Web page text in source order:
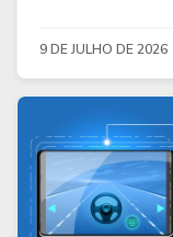
9 DE JULHO DE 2026